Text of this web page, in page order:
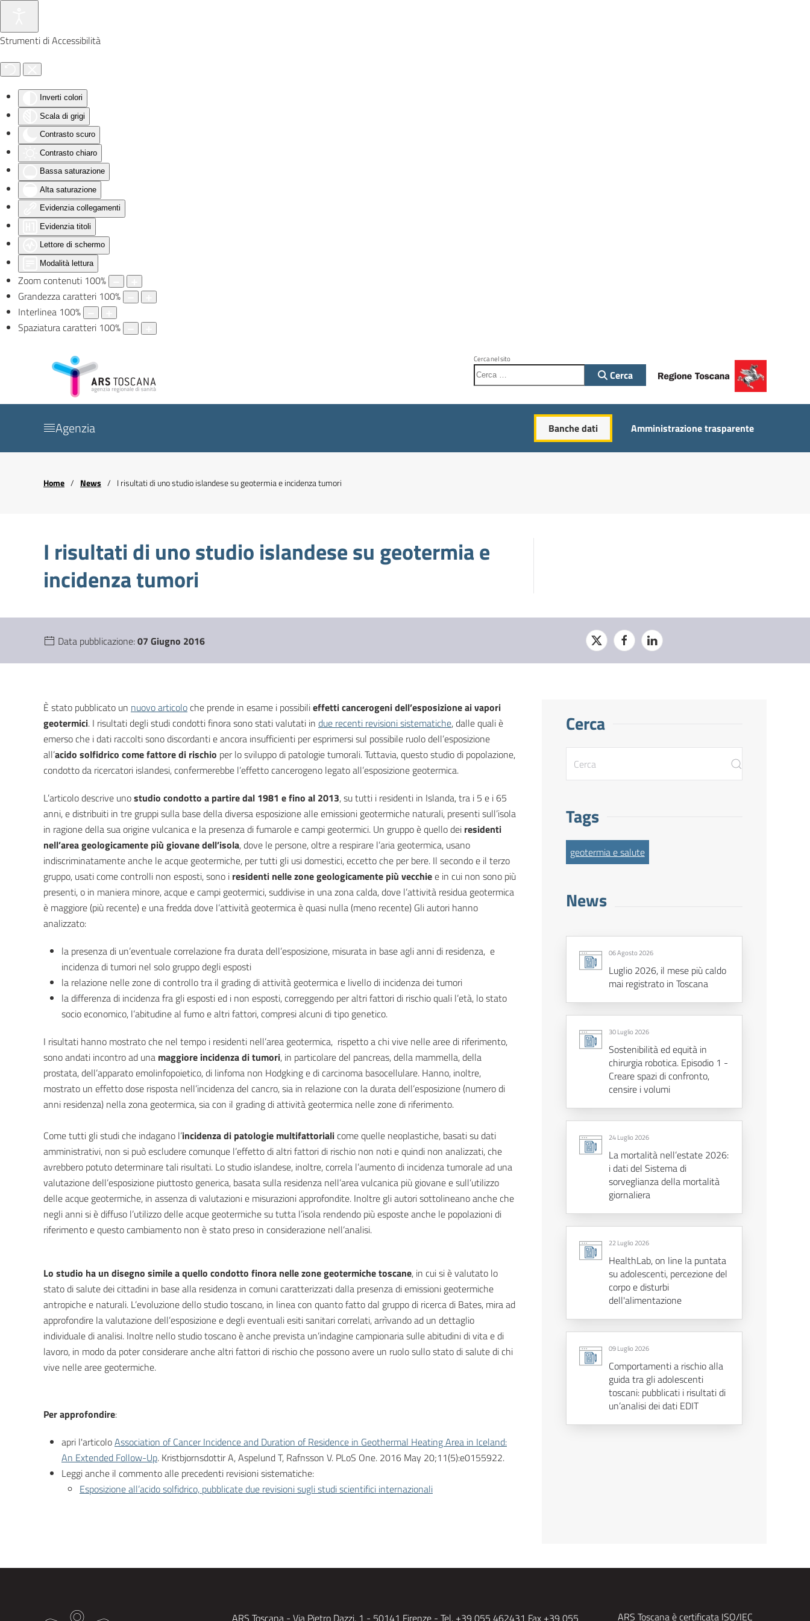
Strumenti di Accessibilità
Inverti colori
Scala di grigi
Contrasto scuro
Contrasto chiaro
Bassa saturazione
Alta saturazione
Evidenzia collegamenti
Evidenzia titoli
Lettore di schermo
Modalità lettura
Zoom contenuti 100%
Grandezza caratteri 100%
Interlinea 100%
Spaziatura caratteri 100%
Skip to main content
Cerca nel sito
Cerca
Agenzia Banche dati Amministrazione trasparente
Home News I risultati di uno studio islandese su geotermia e incidenza tumori
I risultati di uno studio islandese su geotermia e
incidenza tumori
Data pubblicazione:07 Giugno 2016
È stato pubblicato un nuovo articoloche prende in esame i possibilieffetti cancerogeni dell’esposizione ai vapori
geotermici. I risultati degli studi condotti finora sono stati valutati in due recenti revisioni sistematiche, dalle quali è
emerso che i dati raccolti sono discordanti e ancora insufficienti per esprimersi sul possibile ruolo dell’esposizione
all’acido solfidrico come fattore di rischio per lo sviluppo di patologie tumorali. Tuttavia, questo studio di popolazione,
condotto da ricercatori islandesi, confermerebbe l’effetto cancerogeno legato all’esposizione geotermica.
L’articolo descrive unostudio condotto a partire dal 1981 e fino al 2013, su tutti i residenti in Islanda, tra i 5 e i 65
anni, e distribuiti in tre gruppi sulla base della diversa esposizione alle emissioni geotermiche naturali, presenti sull’isola
in ragione della sua origine vulcanica e la presenza di fumarole e campi geotermici. Un gruppo è quello dei residenti
nell’area geologicamente più giovane dell’isola, dove le persone, oltre a respirare l’aria geotermica, usano
indiscriminatamente anche le acque geotermiche, per tutti gli usi domestici, eccetto che per bere. Il secondo e il terzo
gruppo, usati come controlli non esposti, sono i residenti nelle zone geologicamente più vecchiee in cui non sono più
presenti, o in maniera minore, acque e campi geotermici, suddivise in una zona calda, dove l’attività residua geotermica
è maggiore (più recente) e una fredda dove l’attività geotermica è quasi nulla (meno recente) Gli autori hanno
analizzato:
la presenza di un’eventuale correlazione fra durata dell’esposizione, misurata in base agli anni di residenza, e
incidenza di tumori nel solo gruppo degli esposti
la relazione nelle zone di controllo tra il grading di attività geotermica e livello di incidenza dei tumori
la differenza di incidenza fra gli esposti ed i non esposti, correggendo per altri fattori di rischio quali l’età, lo stato
socio economico, l’abitudine al fumo e altri fattori, compresi alcuni di tipo genetico.
I risultati hanno mostrato che nel tempo i residenti nell’area geotermica, rispetto a chi vive nelle aree di riferimento,
sono andati incontro ad una maggiore incidenza di tumori, in particolare del pancreas, della mammella, della
prostata, dell’apparato emolinfopoietico, di linfoma non Hodgking e di carcinoma basocellulare. Hanno, inoltre,
mostrato un effetto dose risposta nell’incidenza del cancro, sia in relazione con la durata dell’esposizione (numero di
anni residenza) nella zona geotermica, sia con il grading di attività geotermica nelle zone di riferimento.
Come tutti gli studi che indagano l’incidenza di patologie multifattorialicome quelle neoplastiche, basati su dati
amministrativi, non si può escludere comunque l’effetto di altri fattori di rischio non noti e quindi non analizzati, che
avrebbero potuto determinare tali risultati. Lo studio islandese, inoltre, correla l’aumento di incidenza tumorale ad una
valutazione dell’esposizione piuttosto generica, basata sulla residenza nell’area vulcanica più giovane e sull’utilizzo
delle acque geotermiche, in assenza di valutazioni e misurazioni approfondite. Inoltre gli autori sottolineano anche che
negli anni si è diffuso l’utilizzo delle acque geotermiche su tutta l’isola rendendo più esposte anche le popolazioni di
riferimento e questo cambiamento non è stato preso in considerazione nell’analisi.
Lo studio ha un disegno simile a quello condotto finora nelle zone geotermiche toscane, in cui si è valutato lo
stato di salute dei cittadini in base alla residenza in comuni caratterizzati dalla presenza di emissioni geotermiche
antropiche e naturali. L’evoluzione dello studio toscano, in linea con quanto fatto dal gruppo di ricerca di Bates, mira ad
approfondire la valutazione dell’esposizione e degli eventuali esiti sanitari correlati, arrìvando ad un dettaglio
individuale di analisi. Inoltre nello studio toscano è anche prevista un’indagine campionaria sulle abitudini di vita e di
lavoro, in modo da poter considerare anche altri fattori di rischio che possono avere un ruolo sullo stato di salute di chi
vive nelle aree geotermiche.
Per approfondire:
apri l'articoloAssociation of Cancer Incidence and Duration of Residence in Geothermal Heating Area in Iceland:
An Extended Follow-Up. Kristbjornsdottir A, Aspelund T, Rafnsson V. PLoS One. 2016 May 20;11(5):e0155922.
Leggi anche il commento alle precedenti revisioni sistematiche:
Esposizione all’acido solfidrico, pubblicate due revisioni sugli studi scientifici internazionali
Cerca
Tags
geotermia e salute
News
06 Agosto 2026
Luglio 2026, il mese più caldo
mai registrato in Toscana
30 Luglio 2026
Sostenibilità ed equità in
chirurgia robotica. Episodio 1 -
Creare spazi di confronto,
censire i volumi
24 Luglio 2026
La mortalità nell’estate 2026:
i dati del Sistema di
sorveglianza della mortalità
giornaliera
22 Luglio 2026
HealthLab, on line la puntata
su adolescenti, percezione del
corpo e disturbi
dell'alimentazione
09 Luglio 2026
Comportamenti a rischio alla
guida tra gli adolescenti
toscani: pubblicati i risultati di
un’analisi dei dati EDIT
ARS Toscana è certificata ISO/IEC